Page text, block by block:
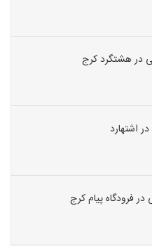
در هشتگرد کرج
اشتهارد
در فرودگاه پیام کرج